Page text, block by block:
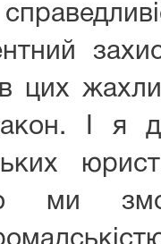
цих
І я
ми